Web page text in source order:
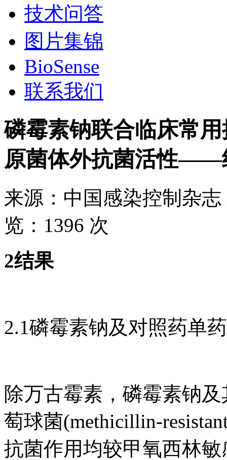
技术问答
图片集锦
BioSense
联系我们
磷霉素钠联合临床常
原菌体外抗菌活性——
来源： 中国感染控制杂志
览： 1396 次
2结果
2.1磷霉素钠及对照药单
除万古霉素，磷霉素钠
萄球菌(methicillin-
抗菌作用均较甲氧西林